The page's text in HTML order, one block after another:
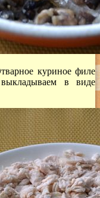
куриное филе
в виде